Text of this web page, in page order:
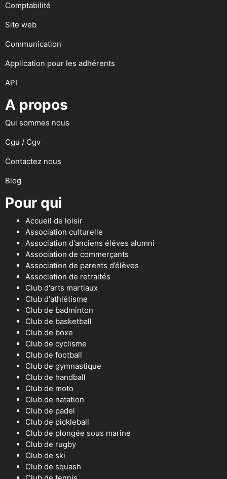
Comptabilité
Site web
Communication
Application pour les adhérents
API
A propos
Qui sommes nous
Cgu / Cgv
Contactez nous
Blog
Pour qui
Accueil de loisir
Association culturelle
Association d'anciens éléves alumni
Association de commerçants
Association de parents d’élèves
Association de retraités
Club d'arts martiaux
Club d'athlétisme
Club de badminton
Club de basketball
Club de boxe
Club de cyclisme
Club de football
Club de gymnastique
Club de handball
Club de moto
Club de natation
Club de padel
Club de pickleball
Club de plongée sous marine
Club de rugby
Club de ski
Club de squash